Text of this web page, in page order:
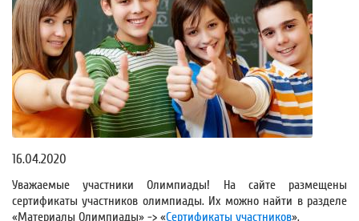
16.04.2020
Уважаемые участники Олимпиады! На сайте размещены
сертификаты участников олимпиады. Их можно найти в разделе
«Материалы Олимпиады» -> «Сертификаты участников».